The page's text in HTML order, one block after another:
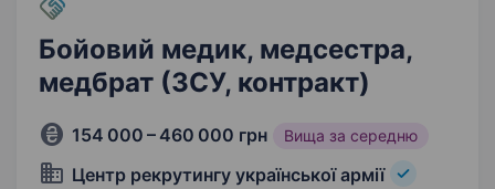
Бойовий медик, медсестра,
медбрат (ЗСУ, контракт)
154 000 – 460 000 грн Вища за середню
Центр рекрутингу української армії